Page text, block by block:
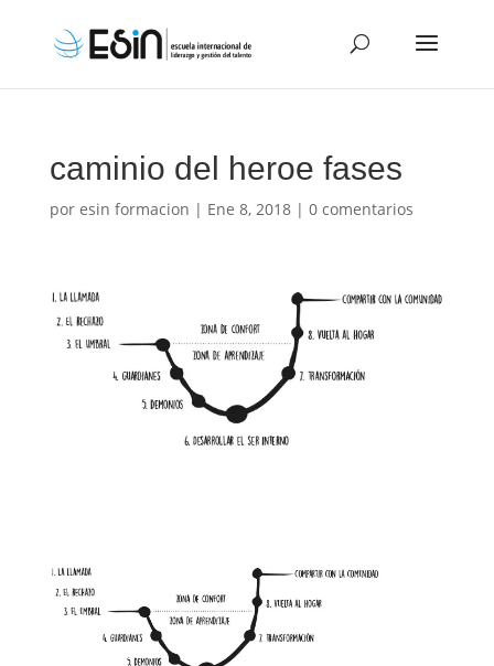
caminio del heroe fases
por esin formacion | Ene 8, 2018| 0 comentarios